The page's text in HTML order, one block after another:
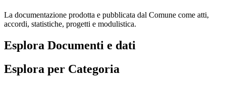
La documentazione prodotta e pubblicata dal Comune come atti,
accordi, statistiche, progetti e modulistica.
Esplora Documenti e dati
Esplora per Categoria